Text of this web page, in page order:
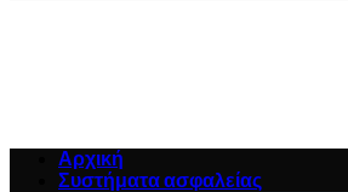
Αρχική
Συστήματα ασφαλείας